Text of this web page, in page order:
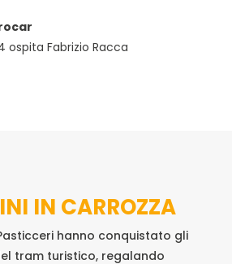
ospita Fabrizio Racca
IN CARROZZA
hanno conquistato gli
tram turistico, regalando